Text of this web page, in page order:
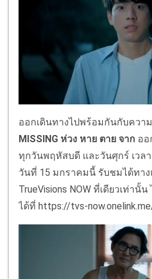
ออกเดินทางไปพร้อมกันกับควา
MISSING ห่วง หาย ตาย จาก อ
ทุกวันพฤหัสบดี และวันศุกร์ เวลา
วันที่ 15 มกราคมนี้ รับชมได้ทา
TrueVisions NOW ที่เดียวเท่า
ได้ที่ https://tvs-